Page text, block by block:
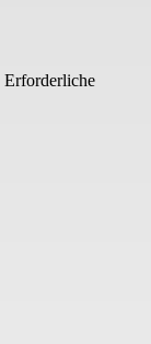
Erforderliche